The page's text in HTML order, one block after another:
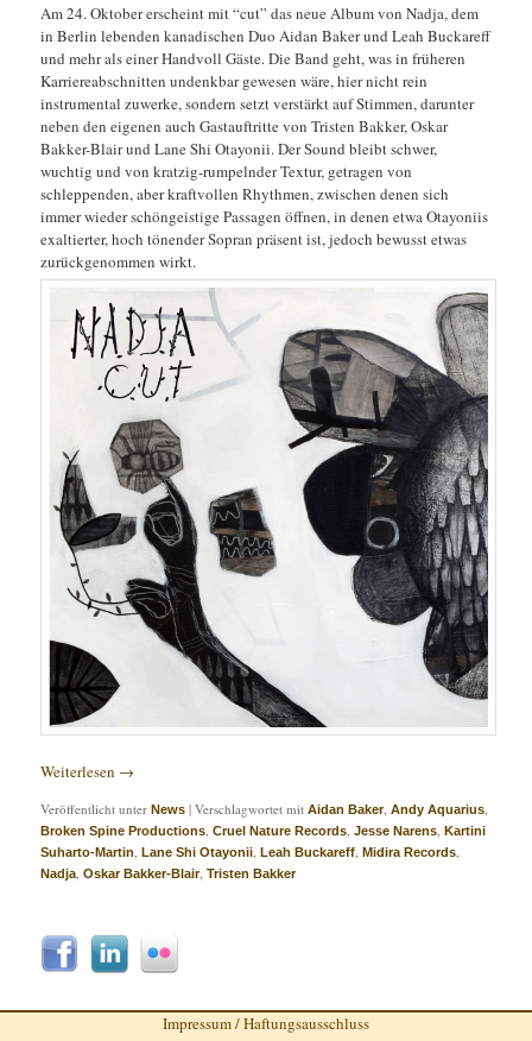
Am 24. Oktober erscheint mit “cut” das neue Album von Nadja, dem
in Berlin lebenden kanadischen Duo Aidan Baker und Leah Buckareff
und mehr als einer Handvoll Gäste. Die Band geht, was in früheren
Karriereabschnitten undenkbar gewesen wäre, hier nicht rein
instrumental zuwerke, sondern setzt verstärkt auf Stimmen, darunter
neben den eigenen auch Gastauftritte von Tristen Bakker, Oskar
Bakker-Blair und Lane Shi Otayonii. Der Sound bleibt schwer,
wuchtig und von kratzig-rumpelnder Textur, getragen von
schleppenden, aber kraftvollen Rhythmen, zwischen denen sich
immer wieder schöngeistige Passagen öffnen, in denen etwa Otayoniis
exaltierter, hoch tönender Sopran präsent ist, jedoch bewusst etwas
zurückgenommen wirkt.
Weiterlesen →
Veröffentlicht unter News |Verschlagwortet mit Aidan Baker,Andy Aquarius,
Broken Spine Productions,Cruel Nature Records,Jesse Narens,Kartini
Suharto-Martin,Lane Shi Otayonii,Leah Buckareff,Midira Records,
Nadja,Oskar Bakker-Blair,Tristen Bakker
Impressum / Haftungsausschluss